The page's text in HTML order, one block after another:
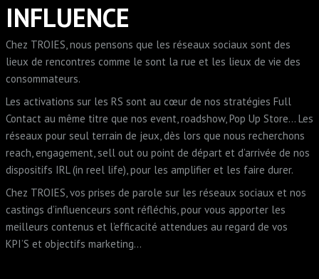
INFLUENCE
Chez TROIES, nous pensons que les réseaux sociaux sont des
lieux de rencontres comme le sont la rue et les lieux de vie des
consommateurs.
Les activations sur les RS sont au cœur de nos stratégies Full
Contact au même titre que nos event, roadshow, Pop Up Store… Les
réseaux pour seul terrain de jeux, dès lors que nous recherchons
reach, engagement, sell out ou point de départ et d’arrivée de nos
dispositifs IRL (in reel life), pour les amplifier et les faire durer.
Chez TROIES, vos prises de parole sur les réseaux sociaux et nos
castings d’influenceurs sont réfléchis, pour vous apporter les
meilleurs contenus et l’efficacité attendues au regard de vos
KPI’S et objectifs marketing…